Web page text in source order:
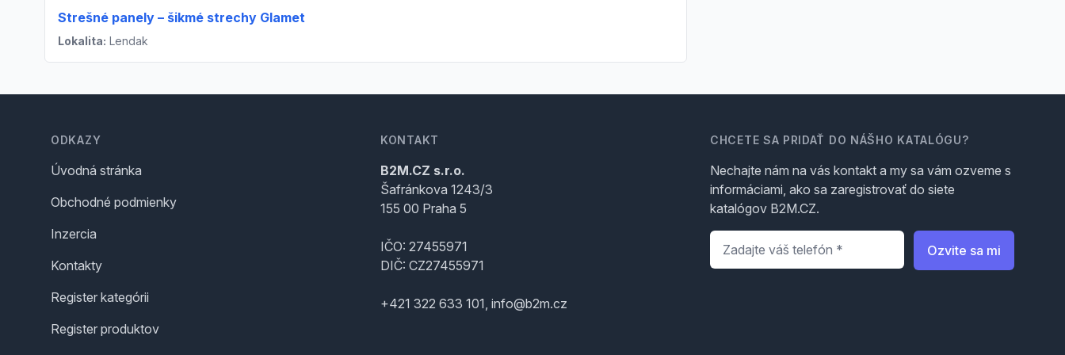
Strešné panely – šikmé strechy Glamet
Lokalita: Lendak
ODKAZY
Úvodná stránka
Obchodné podmienky
Inzercia
Kontakty
Register kategórii
Register produktov
KONTAKT
B2M.CZ s.r.o.
Šafránkova 1243/3
155 00 Praha 5
IČO: 27455971
DIČ: CZ27455971
+421 322 633 101, info@b2m.cz
CHCETE SA PRIDAŤ DO NÁŠHO KATALÓGU?
Nechajte nám na vás kontakt a my sa vám ozveme s
informáciami, ako sa zaregistrovať do siete
katalógov B2M.CZ.
Telefón
Ozvite sa mi